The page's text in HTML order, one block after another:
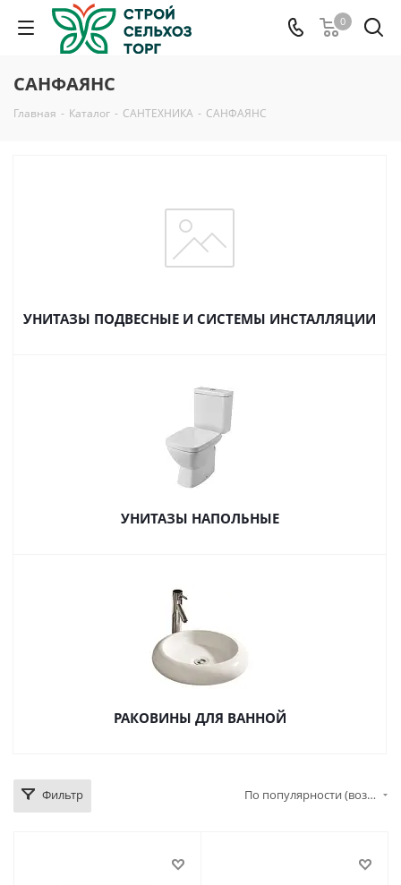
0
САНФАЯНС
Главная - Каталог - САНТЕХНИКА - САНФАЯНС
УНИТАЗЫ ПОДВЕСНЫЕ И СИСТЕМЫ ИНСТАЛЛЯЦИИ
УНИТАЗЫ НАПОЛЬНЫЕ
РАКОВИНЫ ДЛЯ ВАННОЙ
Фильтр По популярности (возрастание)